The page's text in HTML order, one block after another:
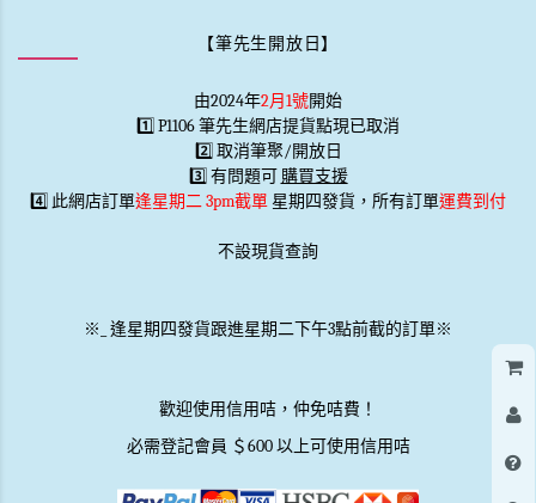
【筆先生開放日】
由2024年2月1號開始
1️⃣ P1106 筆先生網店提貨點現已取消
2️⃣ 取消筆聚/開放日
3️⃣ 有問題可 購買支援
4️⃣ 此網店訂單逢星期二 3pm截單 星期四發貨，所有訂單運費到付
不設現貨查詢
※ 逢星期四發貨跟進星期二下午3點前截的訂單※
歡迎使用信用咭，仲免咭費！
必需登記會員 ＄600 以上可使用信用咭